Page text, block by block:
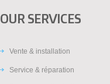
OUR SERVICES
Vente & installation
Service & réparation